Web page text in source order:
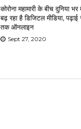
कोरोना महामारी के बीच दुनिया
बढ़ रहा है डिजिटल मीडिया,
तक ऑनलाइन
Sept 27, 2020